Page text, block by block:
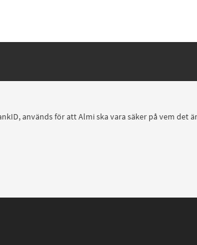
används för att Almi ska vara säker på vem det